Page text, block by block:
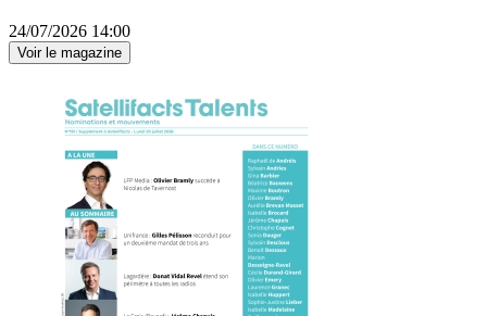
24/07/2026 14:00
Voir le magazine